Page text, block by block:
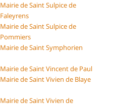
Mairie de Saint Sulpice de
Faleyrens
Mairie de Saint Sulpice de
Pommiers
Mairie de Saint Symphorien
Mairie de Saint Vincent de Paul
Mairie de Saint Vivien de Blaye
Mairie de Saint Vivien de